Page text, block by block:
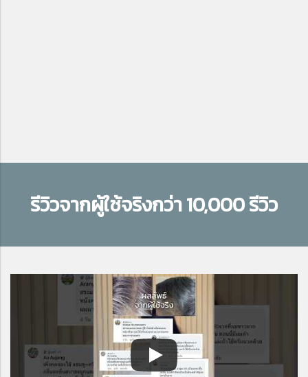
รีวิวจากผู้ใช้จริงกว่า 10,000 รีวิว